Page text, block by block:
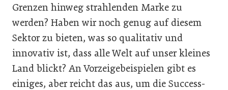
Grenzen hinweg strahlenden Marke zu
werden? Haben wir noch genug auf diesem
Sektor zu bieten, was so qualitativ und
innovativ ist, dass alle Welt auf unser kleines
Land blickt? An Vorzeigebeispielen gibt es
einiges, aber reicht das aus, um die Success-